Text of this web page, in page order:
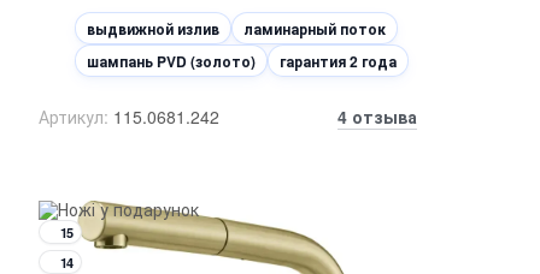
выдвижной излив
ламинарный поток
шампань PVD (золото)
гарантия 2 года
Артикул: 115.0681.242 4 отзыва
15
14